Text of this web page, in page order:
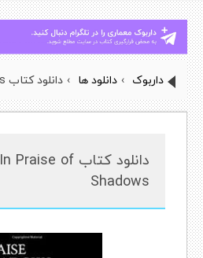
داربوک › دانلود ها › دانلود کتاب In Praise of Shadows
دانلود کتاب In Praise of
Shadows